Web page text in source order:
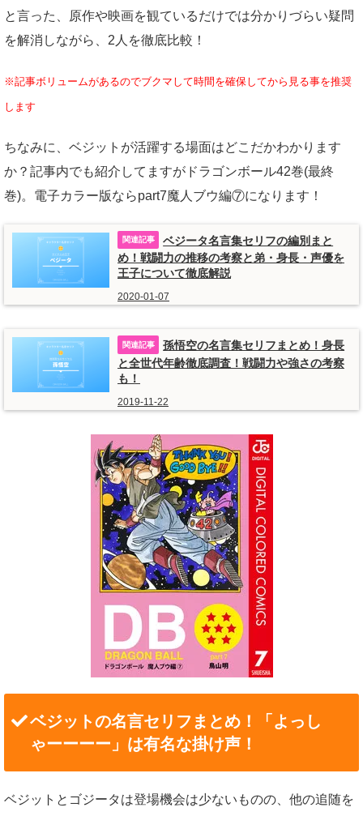
と言った、原作や映画を観ているだけでは分かりづらい疑問
を解消しながら、2人を徹底比較！
※記事ボリュームがあるのでブクマして時間を確保してから見る事を推奨
します
ちなみに、ベジットが活躍する場面はどこだかわかります
か？記事内でも紹介してますがドラゴンボール42巻(最終
巻)。電子カラー版ならpart7魔人ブウ編⑦になります！
ベジータ名言集セリフの編別まと
め！戦闘力の推移の考察と弟・身長・声優を
王子について徹底解説
2020-01-07
孫悟空の名言集セリフまとめ！身長
と全世代年齢徹底調査！戦闘力や強さの考察
も！
2019-11-22
ベジットの名言セリフまとめ！「よっし
ゃーーーー」は有名な掛け声！
ベジットとゴジータは登場機会は少ないものの、他の追随を